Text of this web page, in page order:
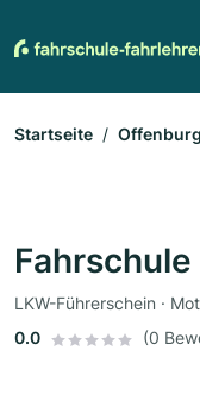
Startseite Offenburg
0.0
(0